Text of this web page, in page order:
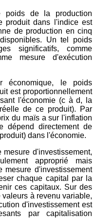
poids de la production
produit dans l'indice est
de production en cinq
Un tel poids
significatifs, comme
mesure d'exécution
économique, le poids
est proportionnellement
l'économie (c à d, la
de ce produit). Par
du maïs a sur l'inflation
dépend directement de
dans l'économie.
d'investissement,
approprié mais
d'investissement
chaque capital par la
ces capitaux. Sur des
à revenu variable,
d'investissement est
par capitalisation